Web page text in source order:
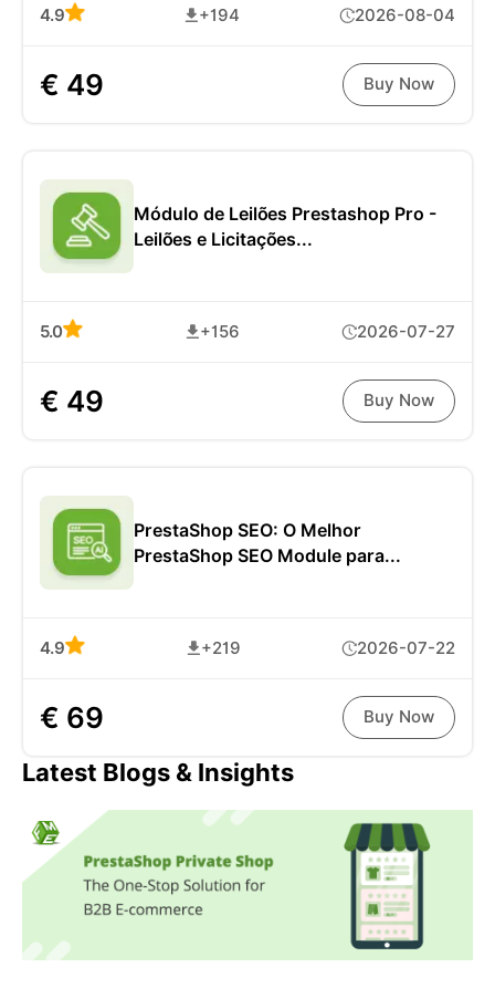
4.9 +194 2026-08-04
€ 49 Buy Now
Módulo de Leilões Prestashop Pro -
Leilões e Licitações...
5.0 +156 2026-07-27
€ 49 Buy Now
PrestaShop SEO: O Melhor
PrestaShop SEO Module para...
4.9 +219 2026-07-22
€ 69 Buy Now
Latest Blogs & Insights